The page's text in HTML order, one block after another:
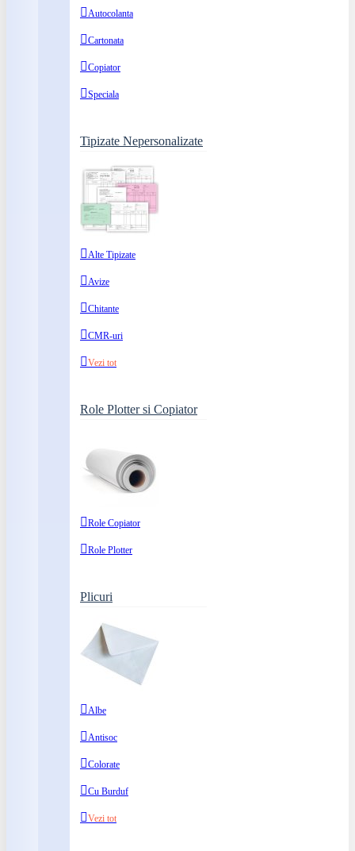
Autocolanta
Cartonata
Copiator
Speciala
Tipizate Nepersonalizate
Alte Tipizate
Avize
Chitante
CMR-uri
Vezi tot
Role Plotter si Copiator
Role Copiator
Role Plotter
Plicuri
Albe
Antisoc
Colorate
Cu Burduf
Vezi tot